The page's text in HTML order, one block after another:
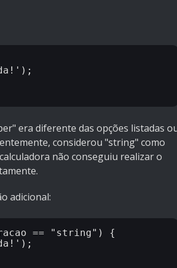
era diferente das opções listadas
considerou "string" como
não conseguiu realizar o
adicional:
== "string") {